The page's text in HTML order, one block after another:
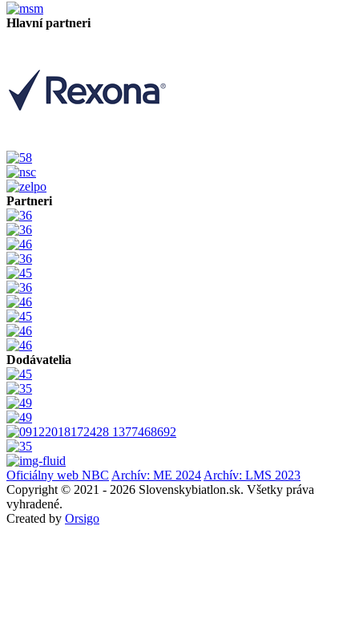
Hlavní partneri
Partneri
Dodávatelia
Oficiálny web NBC Archív: ME 2024 Archív: LMS 2023
Copyright © 2021 - 2026 Slovenskybiatlon.sk. Všetky práva
vyhradené.
Created by Orsigo